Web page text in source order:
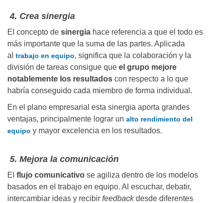
4. Crea sinergia
El concepto de sinergia hace referencia a que el todo es
más importante que la suma de las partes. Aplicada
al trabajo en equipo, significa que la colaboración y la
división de tareas consigue que el grupo mejore
notablemente los resultados con respecto a lo que
habría conseguido cada miembro de forma individual.
En el plano empresarial esta sinergia aporta grandes
ventajas, principalmente lograr un alto rendimiento del
equipo y mayor excelencia en los resultados.
5. Mejora la comunicación
El flujo comunicativo se agiliza dentro de los modelos
basados en el trabajo en equipo. Al escuchar, debatir,
intercambiar ideas y recibir feedbackdesde diferentes